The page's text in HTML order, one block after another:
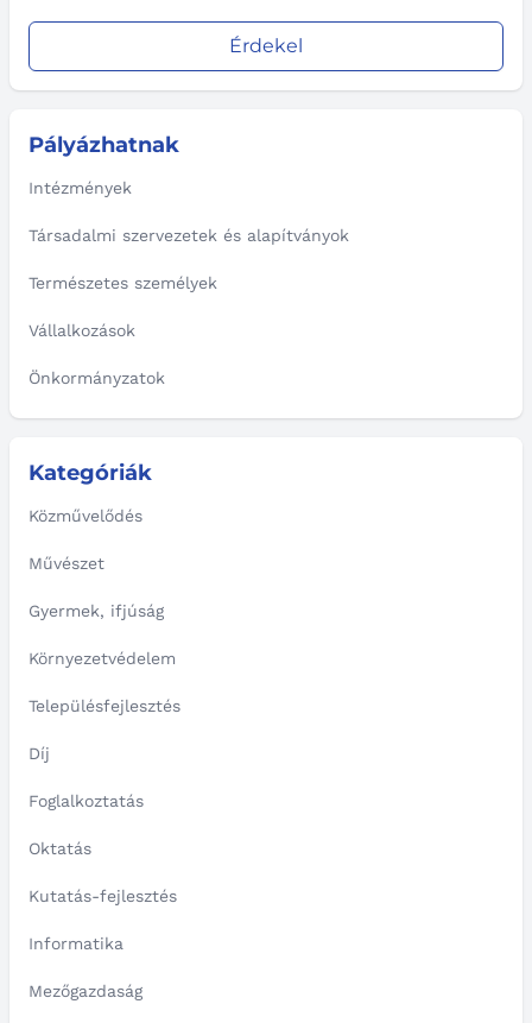
Érdekel
Pályázhatnak
Intézmények
Társadalmi szervezetek és alapítványok
Természetes személyek
Vállalkozások
Önkormányzatok
Kategóriák
Közművelődés
Művészet
Gyermek, ifjúság
Környezetvédelem
Településfejlesztés
Díj
Foglalkoztatás
Oktatás
Kutatás-fejlesztés
Informatika
Mezőgazdaság